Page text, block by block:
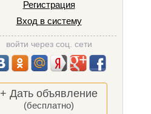
Регистрация
Вход в систему
войти через соц. сети
+ Дать объявление
(бесплатно)